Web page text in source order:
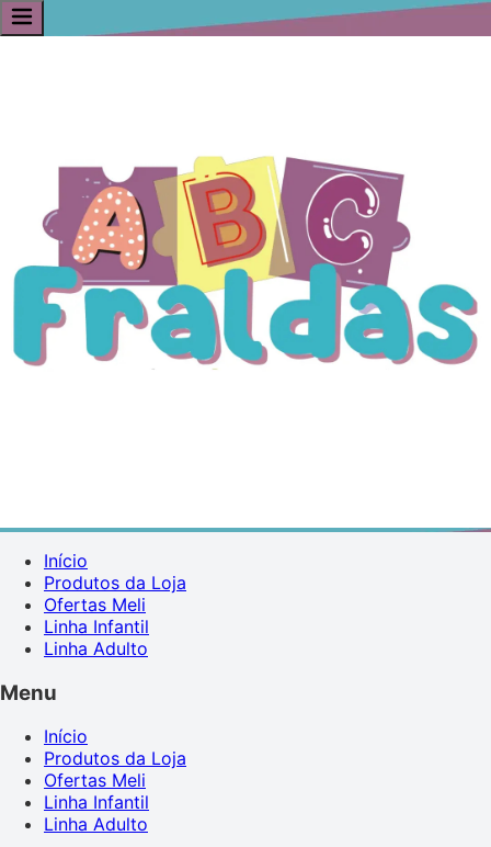
Início
Produtos da Loja
Ofertas Meli
Linha Infantil
Linha Adulto
Menu
Início
Produtos da Loja
Ofertas Meli
Linha Infantil
Linha Adulto